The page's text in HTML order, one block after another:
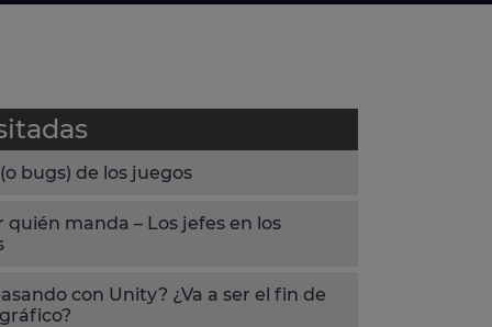
bugs) de los juegos
quién manda – Los jefes en los
con Unity? ¿Va a ser el fin de